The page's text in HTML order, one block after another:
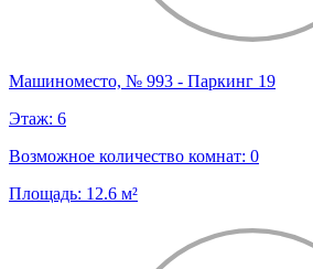
Машиноместо, № 993 - Паркинг 19
Этаж: 6
Возможное количество комнат: 0
Площадь: 12.6 м²